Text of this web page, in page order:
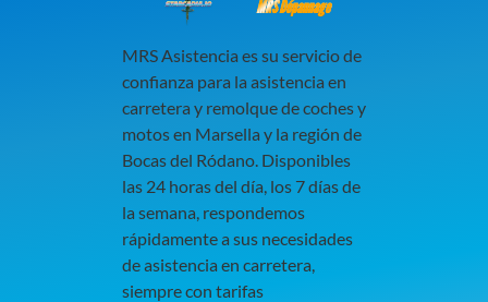
MRS Dépannage
MRS Asistencia es su servicio de
confianza para la asistencia en
carretera y remolque de coches y
motos en Marsella y la región de
Bocas del Ródano. Disponibles
las 24 horas del día, los 7 días de
la semana, respondemos
rápidamente a sus necesidades
de asistencia en carretera,
siempre con tarifas